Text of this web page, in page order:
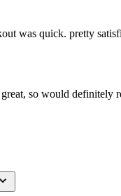
was quick. pretty
so would definitely